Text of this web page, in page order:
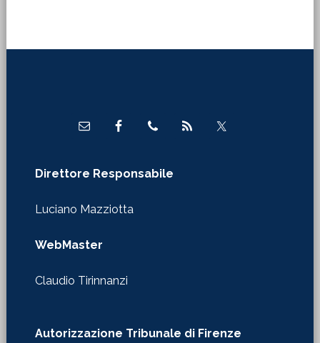
Direttore Responsabile
Luciano Mazziotta
WebMaster
Claudio Tirinnanzi
Autorizzazione Tribunale di Firenze